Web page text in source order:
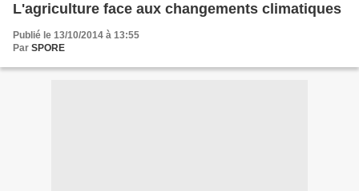
L'agriculture face aux changements climatiques
Publié le 13/10/2014 à 13:55
Par SPORE